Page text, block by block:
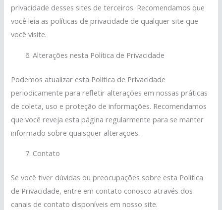
privacidade desses sites de terceiros. Recomendamos que
você leia as políticas de privacidade de qualquer site que
você visite.
Alterações nesta Política de Privacidade
Podemos atualizar esta Política de Privacidade
periodicamente para refletir alterações em nossas práticas
de coleta, uso e proteção de informações. Recomendamos
que você reveja esta página regularmente para se manter
informado sobre quaisquer alterações.
Contato
Se você tiver dúvidas ou preocupações sobre esta Política
de Privacidade, entre em contato conosco através dos
canais de contato disponíveis em nosso site.